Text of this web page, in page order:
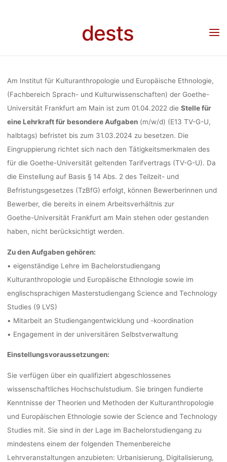
dests
UND
DER
Stellenangebot: Lehrkraft für besondere Aufgaben (halbtags)
am Institut für Kulturanthropologie und Europäische Ethnologie, (Fachbereich Sprach-
Am Institut für Kulturanthropologie und Europäische Ethnologie,
(Fachbereich Sprach- und Kulturwissenschaften) der Goethe-
Universität Frankfurt am Main ist zum 01.04.2022 die Stelle für
eineLehrkraft für besondere Aufgaben(m/w/d) (E13 TV-G-U,
halbtags) befristet bis zum 31.03.2024 zu besetzen. Die
Eingruppierung richtet sich nach den Tätigkeitsmerkmalen des
für die Goethe-Universität geltenden Tarifvertrags (TV-G-U). Da
die Einstellung auf Basis § 14 Abs. 2 des Teilzeit- und
Befristungsgesetzes (TzBfG) erfolgt, können Bewerberinnen und
Bewerber, die bereits in einem Arbeitsverhältnis zur
Goethe-Universität Frankfurt am Main stehen oder gestanden
haben, nicht berücksichtigt werden.
Zu denAufgabengehören:
• eigenständige Lehre im Bachelorstudiengang
Kulturanthropologie und Europäische Ethnologie sowie im
englischsprachigen Masterstudiengang Science and Technology
Studies (9 LVS)
• Mitarbeit an Studiengangentwicklung und -koordination
• Engagement in der universitären Selbstverwaltung
Einstellungsvoraussetzungen:
Sie verfügen über ein qualifiziert abgeschlossenes
wissenschaftliches Hochschulstudium. Sie bringen fundierte
Kenntnisse der Theorien und Methoden der Kulturanthropologie
und Europäischen Ethnologie sowie der Science and Technology
Studies mit. Sie sind in der Lage im Bachelorstudiengang zu
mindestens einem der folgenden Themenbereiche
Lehrveranstaltungen anzubieten: Urbanisierung, Digitalisierung,